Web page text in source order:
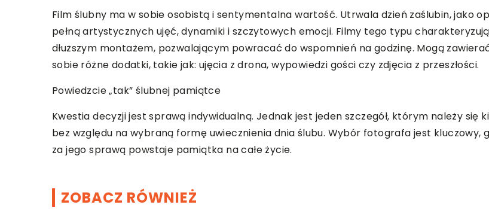
Film ślubny ma w sobie osobistą i sentymentalna wartość. Utrwala dzień zaślubin, jako
pełną artystycznych ujęć, dynamiki i szczytowych emocji. Filmy tego typu
dłuższym montażem, pozwalającym powracać do wspomnień na godzinę. Mogą
sobie różne dodatki, takie jak: ujęcia z drona, wypowiedzi gości czy zdjęcia z przeszłości.
Powiedzcie „tak” ślubnej pamiątce
Kwestia decyzji jest sprawą indywidualną. Jednak jest jeden szczegół, którym należy się
bez względu na wybraną formę uwiecznienia dnia ślubu. Wybór fotografa jest kluczowy,
za jego sprawą powstaje pamiątka na całe życie.
ZOBACZ RÓWNIEŻ